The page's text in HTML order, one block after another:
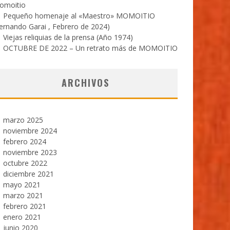
Pequeño homenaje al «Maestro» MOMOITIO
Garai , Febrero de 2024)
Viejas reliquias de la prensa (Año 1974)
OCTUBRE DE 2022 – Un retrato más de MOMOITIO
ARCHIVOS
marzo 2025
noviembre 2024
febrero 2024
noviembre 2023
octubre 2022
diciembre 2021
mayo 2021
marzo 2021
febrero 2021
enero 2021
junio 2020